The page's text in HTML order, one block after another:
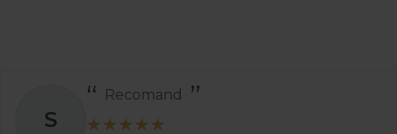
S
Recomand